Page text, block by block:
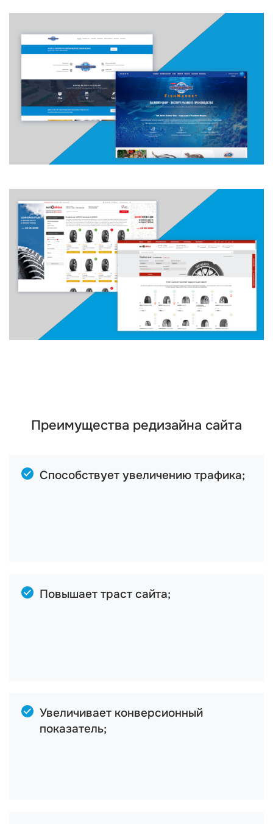
Преимущества редизайна сайта
Способствует увеличению трафика;
Повышает траст сайта;
Увеличивает конверсионный
показатель;